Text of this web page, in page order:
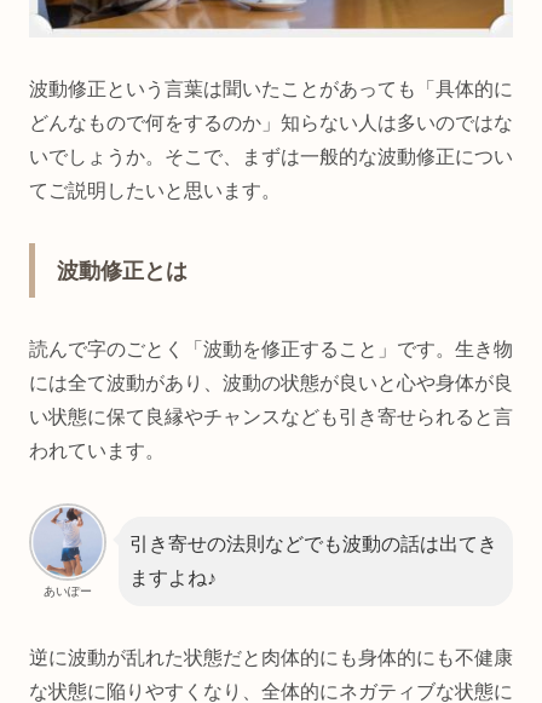
波動修正という言葉は聞いたことがあっても「具体的に
どんなもので何をするのか」知らない人は多いのではな
いでしょうか。そこで、まずは一般的な波動修正につい
てご説明したいと思います。
波動修正とは
読んで字のごとく「波動を修正すること」です。生き物
には全て波動があり、波動の状態が良いと心や身体が良
い状態に保て良縁やチャンスなども引き寄せられると言
われています。
あいぽー
引き寄せの法則などでも波動の話は出てき
ますよね♪
逆に波動が乱れた状態だと肉体的にも身体的にも不健康
な状態に陥りやすくなり、全体的にネガティブな状態に